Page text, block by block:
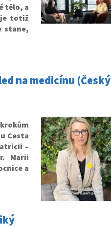
tělo, a
totiž
stane,
na medicínu (Český
Cesta
–
Marii
a